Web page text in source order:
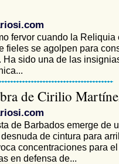
fervor cuando la Reliquia
fieles se agolpen para
sido una de las
de Cirilio
de Barbados emerge de
de cintura para
concentraciones para
en defensa de...